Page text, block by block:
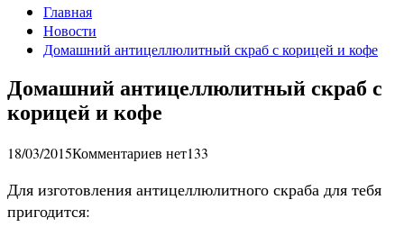
Главная
Новости
Домашний антицеллюлитный скраб с корицей и кофе
Домашний антицеллюлитный скраб с
корицей и кофе
18/03/2015Комментариев нет133
Для изготовления антицеллюлитного скраба для тебя
пригодится: